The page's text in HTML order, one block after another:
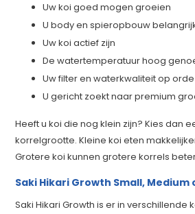
Uw koi goed mogen groeien
U body en spieropbouw
Uw koi actief zijn
De watertemperatuur hoog
Uw filter en waterkwaliteit op orde
U gericht zoekt naar premium
Heeft u koi die nog klein zijn? Kies dan
korrelgrootte. Kleine koi eten
Grotere koi kunnen grotere korrels
Saki Hikari Growth Small, Medium
Saki Hikari Growth is er in verschillende